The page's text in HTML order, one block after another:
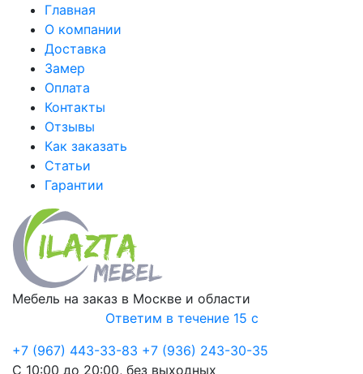
Главная
О компании
Доставка
Замер
Оплата
Контакты
Отзывы
Как заказать
Статьи
Гарантии
Мебель на заказ в Москве и области
Ответим в течение 15 с
+7 (967) 443-33-83 +7 (936) 243-30-35
С 10:00 до 20:00, без выходных